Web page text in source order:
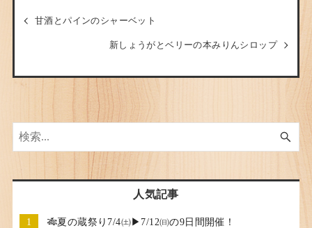
甘酒とパインのシャーベット
新しょうがとベリーの本みりんシロップ
人気記事
🎋夏の蔵祭り7/4㈯▶7/12㈰の9日間開催！